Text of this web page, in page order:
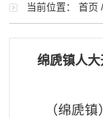
当前位置：首页 /
绵虒镇人
（绵虒